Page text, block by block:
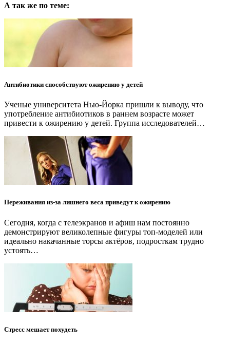
А так же по теме:
Антибиотики способствуют ожирению у детей
Ученые университета Нью-Йорка пришли к выводу, что
употребление антибиотиков в раннем возрасте может
привести к ожирению у детей. Группа исследователей…
Переживания из-за лишнего веса приведут к ожирению
Сегодня, когда с телеэкранов и афиш нам постоянно
демонстрируют великолепные фигуры топ-моделей или
идеально накачанные торсы актёров, подросткам трудно
устоять…
Стресс мешает похудеть